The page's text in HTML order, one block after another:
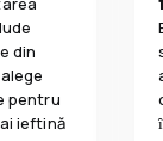
din
pentru
ieftină